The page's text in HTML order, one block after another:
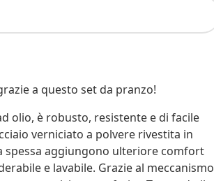
a questo set da pranzo!
olio, è robusto, resistente e di facile
verniciato a polvere rivestita in
spessa aggiungono ulteriore comfort
e lavabile. Grazie al meccanismo